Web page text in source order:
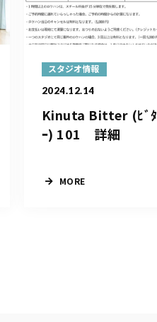
スタジオ情報
2024.12.14
Kinuta Bitter (ﾋﾞﾀ
ｰ) 101 詳細
MORE